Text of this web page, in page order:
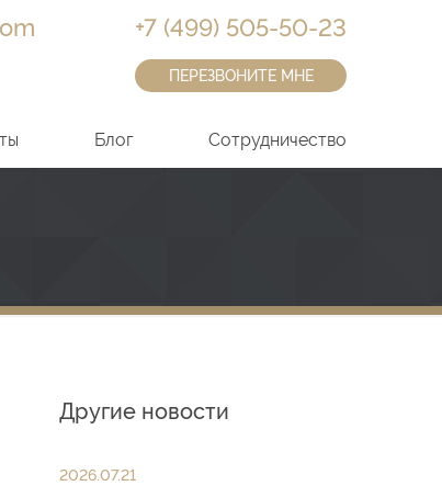
+7 (499) 505-50-23
ПЕРЕЗВОНИТЕ МНЕ
Блог Сотрудничество
Другие новости
2026.07.21